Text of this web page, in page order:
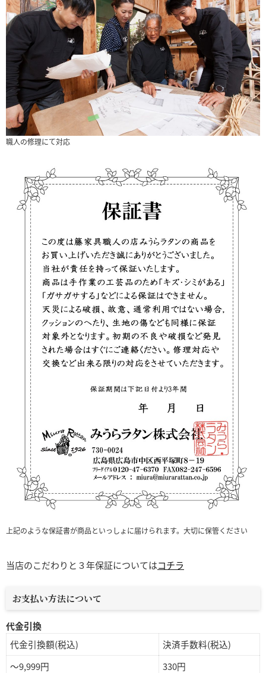
職人の修理にて対応
上記のような保証書が商品といっしょに届けられます。大切に保管ください
当店のこだわりと３年保証についてはコチラ
お支払い方法について
代金引換
代金引換額(税込)
決済手数料(税込)
～9,999円
330円